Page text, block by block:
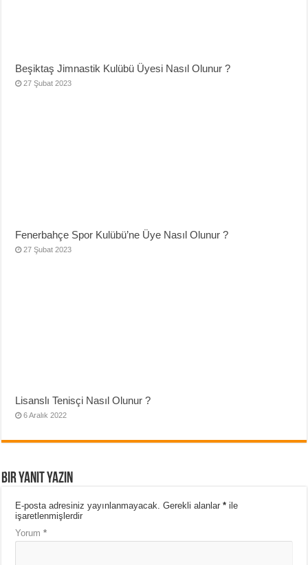
Beşiktaş Jimnastik Kulübü Üyesi Nasıl Olunur ?
27 Şubat 2023
Fenerbahçe Spor Kulübü’ne Üye Nasıl Olunur ?
27 Şubat 2023
Lisanslı Tenisçi Nasıl Olunur ?
6 Aralık 2022
Bir yanıt yazın
E-posta adresiniz yayınlanmayacak. Gerekli alanlar* ile
işaretlenmişlerdir
Yorum*